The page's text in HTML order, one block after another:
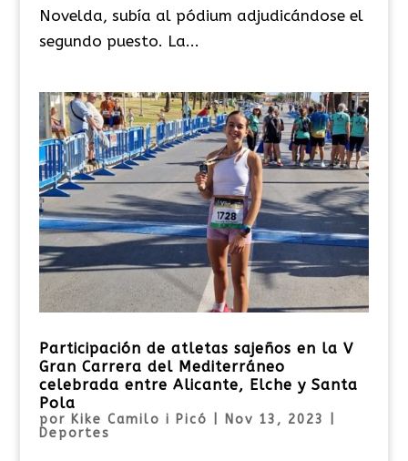
Novelda, subía al pódium adjudicándose el
segundo puesto. La...
Participación de atletas sajeños en la V
Gran Carrera del Mediterráneo
celebrada entre Alicante, Elche y Santa
Pola
por Kike Camilo i Picó Nov 13, 2023
Deportes